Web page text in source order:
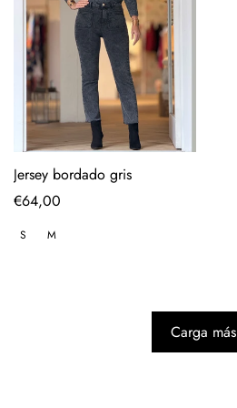
Jersey bordado gris
Precio
€64,00
S M
Carga más